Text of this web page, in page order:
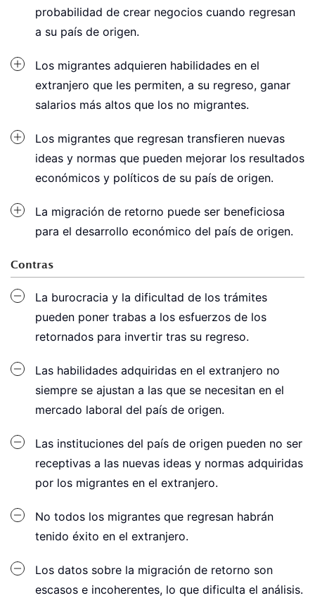
probabilidad de crear negocios cuando regresan
a su país de origen.
Los migrantes adquieren habilidades en el
extranjero que les permiten, a su regreso, ganar
salarios más altos que los no migrantes.
Los migrantes que regresan transfieren nuevas
ideas y normas que pueden mejorar los resultados
económicos y políticos de su país de origen.
La migración de retorno puede ser beneficiosa
para el desarrollo económico del país de origen.
Contras
La burocracia y la dificultad de los trámites
pueden poner trabas a los esfuerzos de los
retornados para invertir tras su regreso.
Las habilidades adquiridas en el extranjero no
siempre se ajustan a las que se necesitan en el
mercado laboral del país de origen.
Las instituciones del país de origen pueden no ser
receptivas a las nuevas ideas y normas adquiridas
por los migrantes en el extranjero.
No todos los migrantes que regresan habrán
tenido éxito en el extranjero.
Los datos sobre la migración de retorno son
escasos e incoherentes, lo que dificulta el análisis.